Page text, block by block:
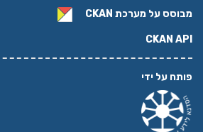
מבוסס על מערכת CKAN
CKAN API
פותח על ידי